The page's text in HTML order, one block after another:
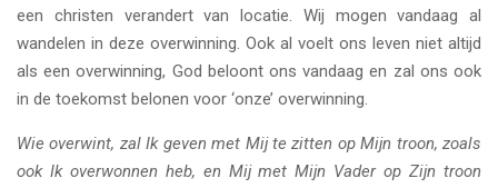
een christen verandert van locatie. Wij mogen vandaag al
wandelen in deze overwinning. Ook al voelt ons leven niet altijd
als een overwinning, God beloont ons vandaag en zal ons ook
in de toekomst belonen voor ‘onze’ overwinning.
Wie overwint, zal Ik geven met Mij te zitten op Mijn troon, zoals
ook Ik overwonnen heb, en Mij met Mijn Vader op Zijn troon